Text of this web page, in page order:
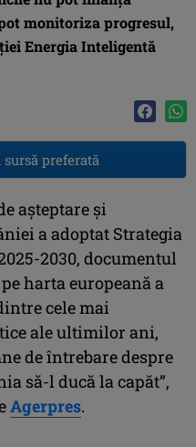
monitoriza progresul,
Energia Inteligentă
preferată
aşteptare şi
a adoptat Strategia
2030, documentul
harta europeană a
cele mai
ale ultimilor ani,
de întrebare despre
să-l ducă la capăt”,
Agerpres.